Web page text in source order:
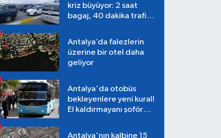
kriz büyüyor: 2 saat
bagaj, 40 dakika trafik,
Antalya’da falezlerin
üzerine bir otel daha
geliyor
Antalya'da otobüs
bekleyenlere yeni kural!
El kaldırmayanı şoför
Antalya'nın kalbine 15